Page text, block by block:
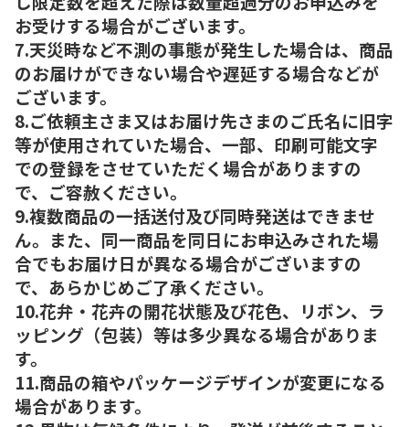
お受けする場合がございます。
7.天災時など不測の事態が発生した場合は、商品
のお届けができない場合や遅延する場合などが
ございます。
8.ご依頼主さま又はお届け先さまのご氏名に旧字
等が使用されていた場合、一部、印刷可能文字
での登録をさせていただく場合がありますの
で、ご容赦ください。
9.複数商品の一括送付及び同時発送はできませ
ん。また、同一商品を同日にお申込みされた場
合でもお届け日が異なる場合がございますの
で、あらかじめご了承ください。
10.花弁・花卉の開花状態及び花色、リボン、ラ
ッピング（包装）等は多少異なる場合がありま
す。
11.商品の箱やパッケージデザインが変更になる
場合があります。